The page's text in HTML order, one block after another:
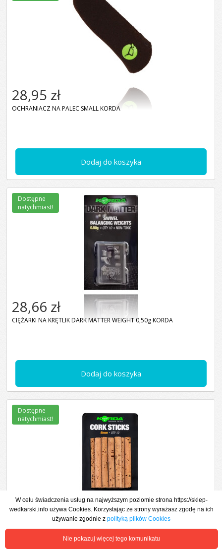
Dodaj do koszyka
28,95 zł
OCHRANIACZ NA PALEC SMALL KORDA
Dodaj do koszyka
28,66 zł
CIĘŻARKI NA KRĘTLIK DARK MATTER WEIGHT 0,50g KORDA
Dostępne
natychmiast!
28,66 zł
Dostępne
natychmiast!
W celu świadczenia usług na najwyższym poziomie strona https://sklep-
wedkarski.info używa Cookies. Korzystając ze strony wyrażasz zgodę na ich
używanie zgodnie zpolityką plików Cookies
Nie pokazuj więcej tego komunikatu